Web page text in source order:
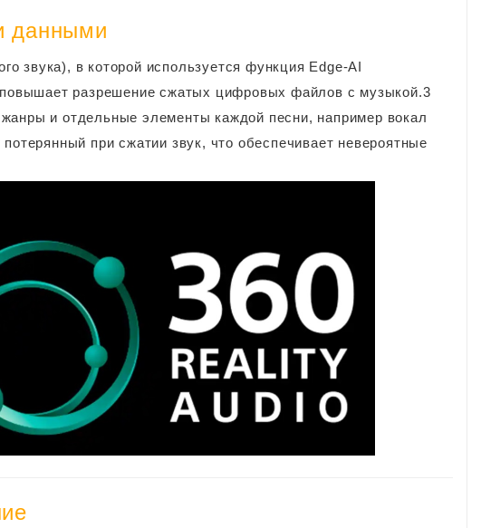
данными
звука), в которой используется функция Edge-AI
разрешение сжатых цифровых файлов с музыкой.3
и отдельные элементы каждой песни, например вокал
при сжатии звук, что обеспечивает невероятные